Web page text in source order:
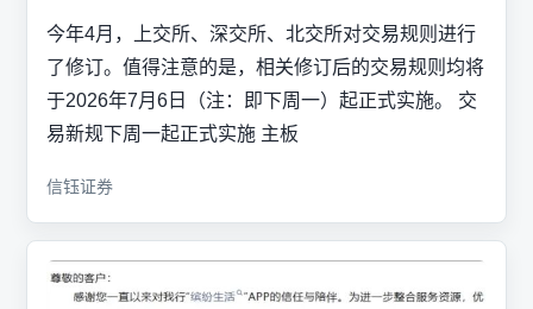
今年4月，上交所、深交所、北交所对交易规则进行
了修订。值得注意的是，相关修订后的交易规则均将
于2026年7月6日（注：即下周一）起正式实施。 交
易新规下周一起正式实施 主板
信钰证券